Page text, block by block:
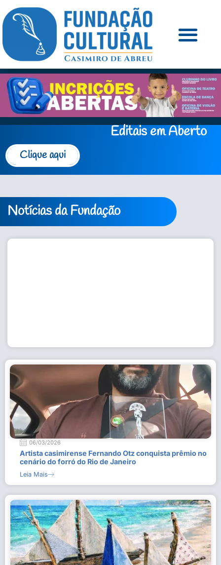
Editais em Aberto
Clique aqui
Notícias da Fundação
06/03/2026
Artista casimirense Fernando Otz conquista prêmio no
cenário do forró do Rio de Janeiro
Leia Mais